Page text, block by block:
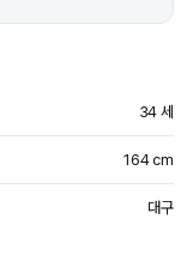
34 세
164 cm
대구